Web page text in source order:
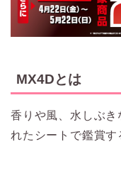
MX4Dとは
香りや風、水しぶ
れたシートで鑑賞す